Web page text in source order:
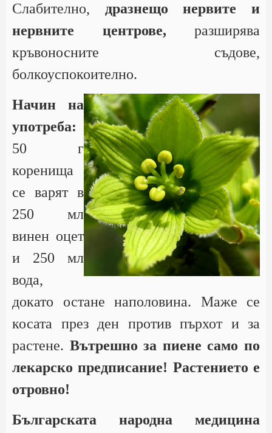
Слабително, дразнещо нервите и
нервните центрове, разширява
кръвоносните съдове,
болкоуспокоително.
Начин на
употреба:
50 г
коренища
се варят в
250 мл
винен оцет
и 250 мл
вода,
докато остане наполовина. Маже се
косата през ден против пърхот и за
растене. Вътрешно за пиене само по
лекарско предписание! Растението е
отровно!
Българската народна медицина